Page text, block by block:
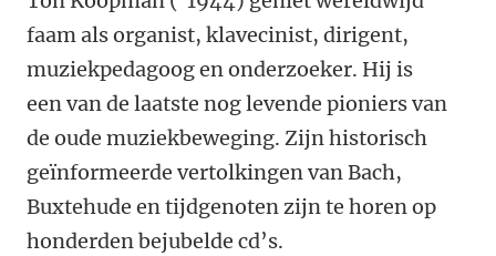
faam als organist, klavecinist, dirigent,
muziekpedagoog en onderzoeker. Hij is
een van de laatste nog levende pioniers van
de oude muziekbeweging. Zijn historisch
geïnformeerde vertolkingen van Bach,
Buxtehude en tijdgenoten zijn te horen op
honderden bejubelde cd’s.